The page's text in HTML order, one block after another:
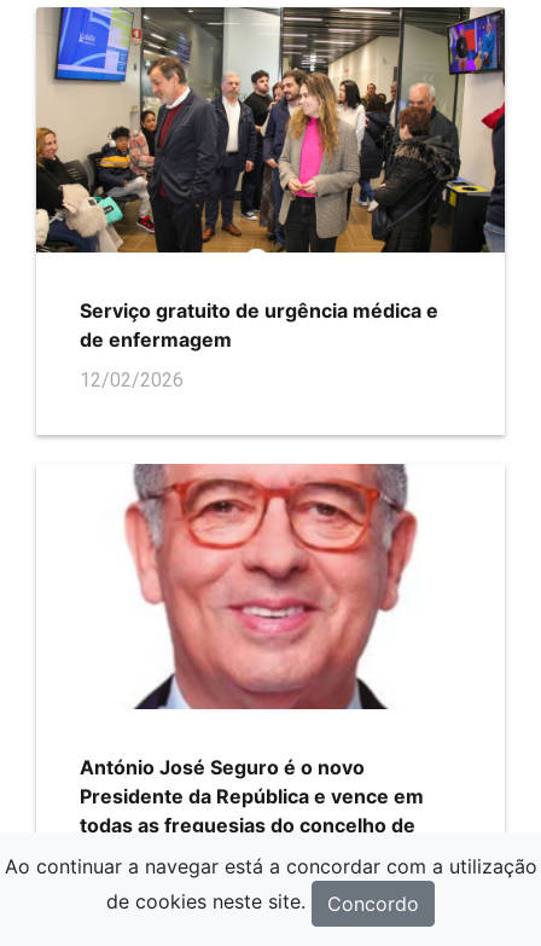
Serviço gratuito de urgência médica e
de enfermagem
12/02/2026
António José Seguro é o novo
Presidente da República e vence em
todas as freguesias do concelho de
Paços de Ferreira
12/02/2026
Ao continuar a navegar está a concordar com a utilização
de cookies neste site.
Concordo